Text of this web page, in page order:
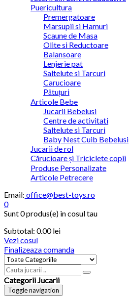
Puericultura
Premergatoare
Marsupii si Hamuri
Scaune de Masa
Olite si Reductoare
Balansoare
Lenjerie pat
Saltelute si Tarcuri
Carucioare
Pătuțuri
Articole Bebe
Jucarii Bebelusi
Centre de activitati
Saltelute si Tarcuri
Baby Nest Cuib Bebelusi
Jucarii de rol
Cărucioare și Triciclete copii
Produse Personalizate
Articole Petrecere
Email: office@best-toys.ro
0
Sunt0 produs(e) in cosul tau
Subtotal: 0.00 lei
Vezi cosul
Finalizeaza comanda
Categorii Jucarii
Toggle navigation